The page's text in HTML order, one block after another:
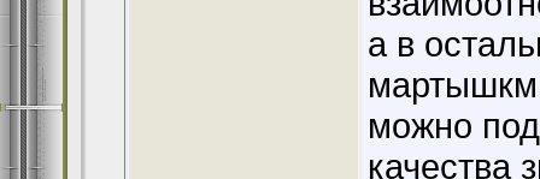
а в
мартышкм
можно
качества